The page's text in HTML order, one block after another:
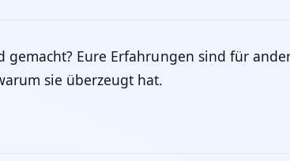
Eure Erfahrungen sind für
sie überzeugt hat.